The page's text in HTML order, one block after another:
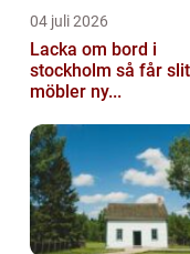
04 juli 2026
Lacka om bord i
stockholm så får slitna
möbler ny...